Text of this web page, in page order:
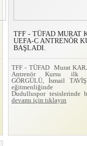
TFF - TÜFAD MURAT
UEFA-C ANTRENÖR
BAŞLADI.
TFF - TÜFAD Murat
Antrenör Kursu ilk
GÖRGÜLÜ, İsmail TAVİŞ
eğitmenliğinde
Dudulluspor tesislerinde
devamı için tıklayın